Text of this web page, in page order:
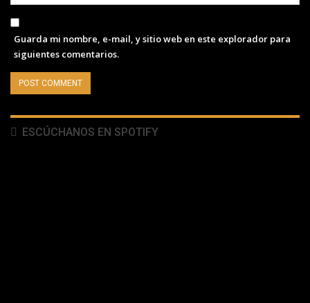
Guarda mi nombre, e-mail, y sitio web en este explorador para
siguientes comentarios.
ESCÚCHANOS EN SPOTIFY